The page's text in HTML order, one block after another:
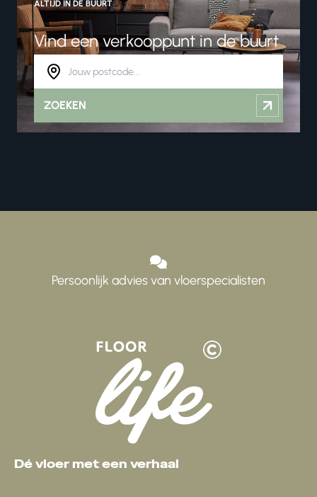
ALTIJD IN DE BUURT
Vind een verkooppunt in de buurt
ZOEKEN
Persoonlijk advies van vloerspecialisten
Dé vloer met een verhaal